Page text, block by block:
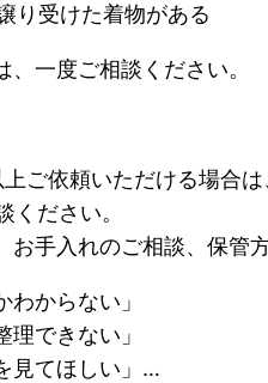
り受けた着物がある
一度ご相談ください。
ご依頼いただける場合
ください。
お手入れのご相談、保管
わからない」
理できない」
見てほしい」…